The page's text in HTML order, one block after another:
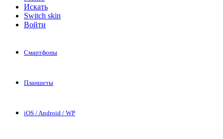
Искать
Switch skin
Войти
Смартфоны
Планшеты
iOS / Android / WP